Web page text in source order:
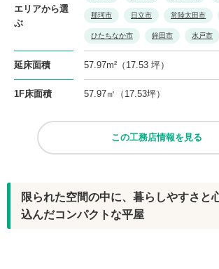
エリアから選
ぶ
那珂市 日立市 常陸太田市
ひたちなか市 鉾田市 水戸市
延床面積 57.97m²（17.53 坪）
1F床面積 57.97㎡（17.53坪）
この工務店情報を見る
限られた空間の中に、暮らしやすさと
込んだコンパクトな平屋